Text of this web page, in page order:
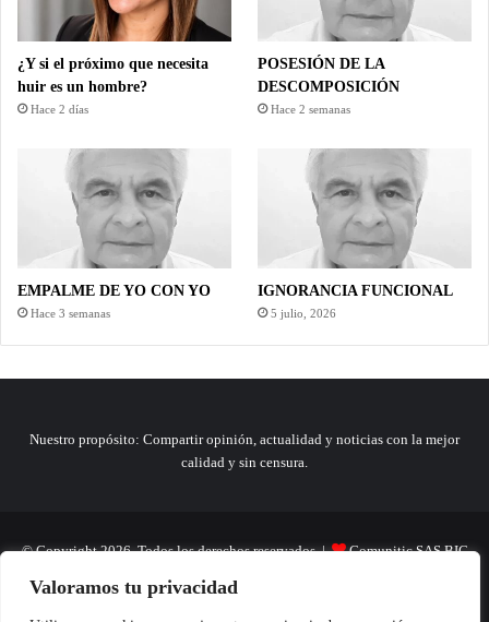
Valoramos tu privacidad
¿Y si el próximo que necesita
huir es un hombre?
Hace 2 días
POSESIÓN DE LA
DESCOMPOSICIÓN
Hace 2 semanas
EMPALME DE YO CON YO
Hace 3 semanas
IGNORANCIA FUNCIONAL
5 julio, 2026
Nuestro propósito: Compartir opinión, actualidad y noticias con la mejor
calidad y sin censura.
© Copyright 2026, Todos los derechos reservados | Comunitic SAS BIC
Nit 901228106